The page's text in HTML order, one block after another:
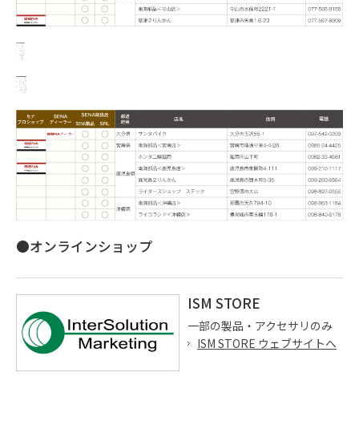
●オンラインショップ
ISM STORE
一部の製品・アクセサリのみ
ISM STORE ウェブサイトへ